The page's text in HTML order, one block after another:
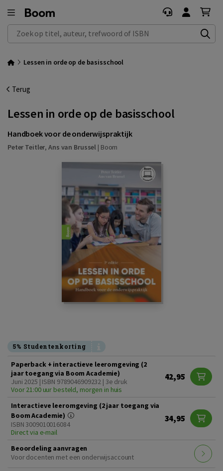
Zoek op titel, auteur, trefwoord of ISBN
Lessen in orde op de basisschool
Terug
Lessen in orde op de basisschool
Handboek voor de onderwijspraktijk
Peter Teitler,Ans van Brussel | Boom
5% Studentenkorting
Paperback + interactieve leeromgeving (2
jaar toegang via Boom Academie)
Juni 2025 | ISBN 9789046909232 | 3e druk
Voor 21:00 uur besteld, morgen in huis
42,95
Interactieve leeromgeving (2 jaar toegang via
Boom Academie)
ISBN 3009010016084
Direct via e-mail
34,95
Beoordeling aanvragen
Voor docenten met een onderwijsaccount